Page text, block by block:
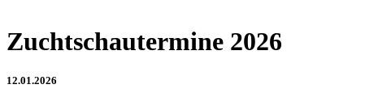
Zuchtschautermine 2026
12.01.2026